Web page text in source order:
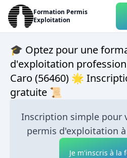
Formation Permis
Exploitation
🎓 Optez pour une
d'exploitation
Caro (56460) 🌟
gratuite 📜
Inscription simple pour
permis d'exploitation à
Je m'inscris à la